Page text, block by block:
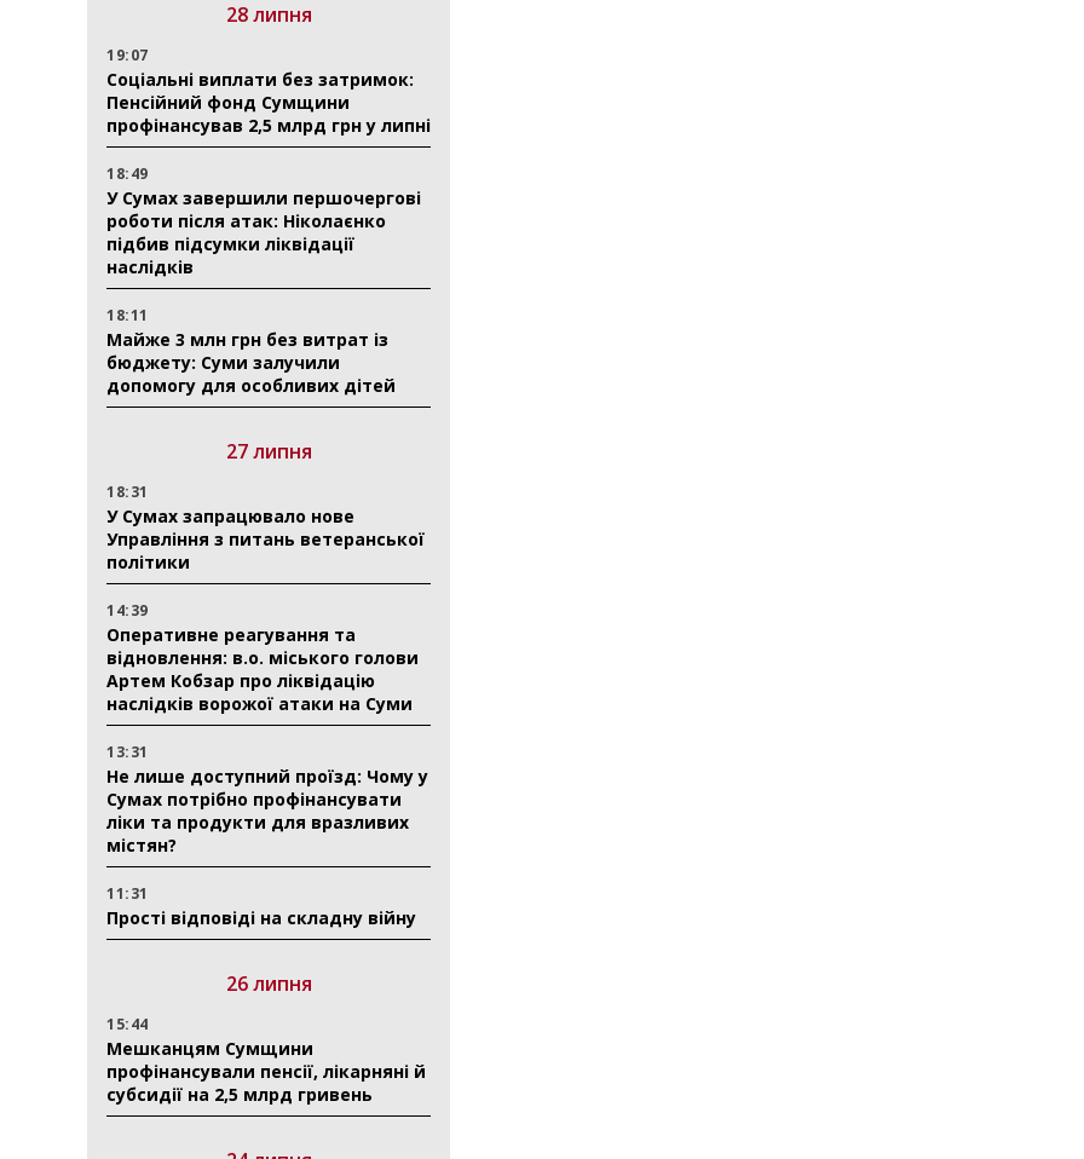
28 липня
19:07
Соціальні виплати без затримок:
Пенсійний фонд Сумщини
профінансував 2,5 млрд грн у липні
18:49
У Сумах завершили першочергові
роботи після атак: Ніколаєнко
підбив підсумки ліквідації
наслідків
18:11
Майже 3 млн грн без витрат із
бюджету: Суми залучили
допомогу для особливих дітей
27 липня
18:31
У Сумах запрацювало нове
Управління з питань ветеранської
політики
14:39
Оперативне реагування та
відновлення: в.о. міського голови
Артем Кобзар про ліквідацію
наслідків ворожої атаки на Суми
13:31
Не лише доступний проїзд: Чому у
Сумах потрібно профінансувати
ліки та продукти для вразливих
містян?
11:31
Прості відповіді на складну війну
26 липня
15:44
Мешканцям Сумщини
профінансували пенсії, лікарняні й
субсидії на 2,5 млрд гривень